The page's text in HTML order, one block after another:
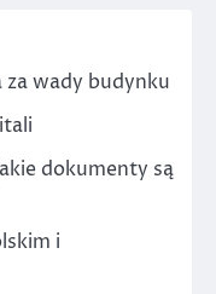
wady budynku
dokumenty są
i